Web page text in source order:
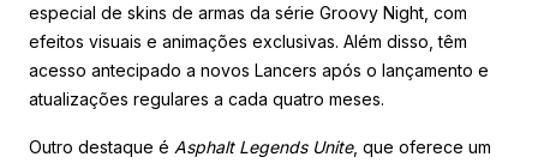
especial de skins de armas da série Groovy Night, com
efeitos visuais e animações exclusivas. Além disso, têm
acesso antecipado a novos Lancers após o lançamento e
atualizações regulares a cada quatro meses.
Outro destaque é Asphalt Legends Unite, que oferece um